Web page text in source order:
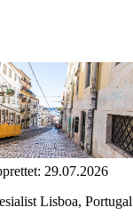
29.07.2026
Lisboa, Portugal